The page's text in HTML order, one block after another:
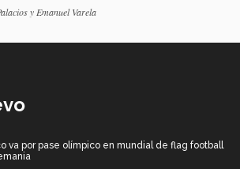
y Emanuel Varela
va por pase olímpico en mundial de flag football